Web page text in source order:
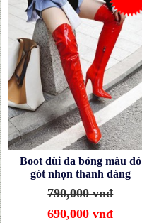
Boot đùi da bóng màu đỏ
gót nhọn thanh dáng
GCC2903
790,000 vnđ
690,000 vnđ